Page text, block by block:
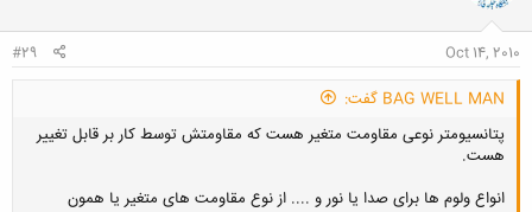
Oct 14, 2010
#29
BAG WELL MAN گفت:
پتانسیومتر نوعی مقاومت متغیر هست که مقاومتش توسط کار بر قابل تغییر
هست.
انواع ولوم ها برای صدا یا نور و .... از نوع مقاومت های متغیر یا همون